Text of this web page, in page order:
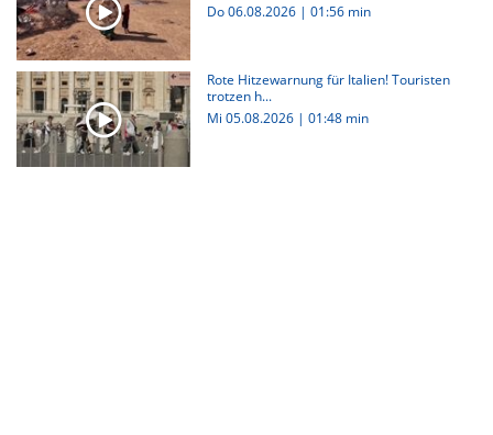
Do 06.08.2026 | 01:56 min
Rote Hitzewarnung für Italien! Touristen
trotzen h...
Mi 05.08.2026 | 01:48 min